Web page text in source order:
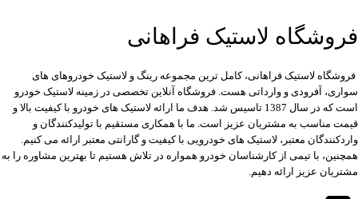
فروشگاه لاستیک فراهانی
فروشگاه لاستیک فراهانی، کامل ترین مجموعه رینگ و لاستیک خودروهای های
سواری، آفرودی و وارداتی هست. فروشگاه آنلاین تخصصی در زمینه لاستیک خودرو
است که در سال 1387 تاسیس شد. هدف ما ارائه لاستیک های خودرو با کیفیت بالا و
قیمت مناسب به مشتریان عزیز است. ما با همکاری مستقیم با تولیدکنندگان و
واردکنندگان معتبر، لاستیک های خودرویی با کیفیت و گارانتی معتبر ارائه می کنیم.
همچنین، با تیمی از کارشناسان خودرو همواره در تلاش هستیم تا بهترین مشاوره را به
مشتریان عزیز ارائه دهیم.